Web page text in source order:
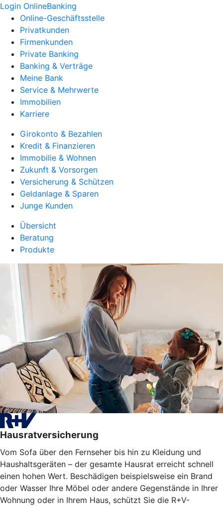
Login OnlineBanking
Online-Geschäftsstelle
Privatkunden
Firmenkunden
Private Banking
Banking & Verträge
Meine Bank
Service & Mehrwerte
Immobilien
Karriere
Girokonto & Bezahlen
Kredit & Finanzieren
Immobilie & Wohnen
Zukunft & Vorsorgen
Versicherung & Schützen
Geldanlage & Sparen
Junge Kunden
Übersicht
Beratung
Produkte
Hausratversicherung
Vom Sofa über den Fernseher bis hin zu Kleidung und
Haushaltsgeräten – der gesamte Hausrat erreicht schnell
einen hohen Wert. Beschädigen beispielsweise ein Brand
oder Wasser Ihre Möbel oder andere Gegenstände in Ihrer
Wohnung oder in Ihrem Haus, schützt Sie die R+V-